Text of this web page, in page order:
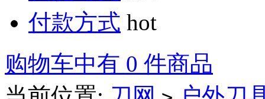
付款方式 hot
购物车中有 0 件商品